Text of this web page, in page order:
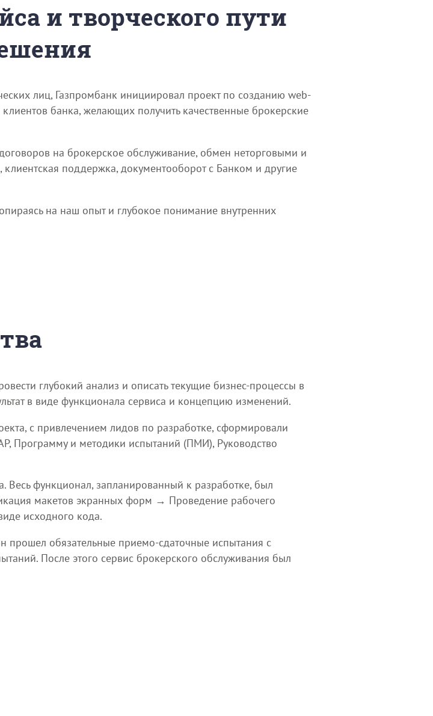
и творческого пути
лиц, Газпромбанк инициировал проект по созданию web-
банка, желающих получить качественные брокерские
на брокерское обслуживание, обмен неторговыми и
поддержка, документооборот с Банком и другие
на наш опыт и глубокое понимание внутренних
глубокий анализ и описать текущие бизнес-процессы в
в виде функционала сервиса и концепцию изменений.
с привлечением лидов по разработке, сформировали
Программу и методики испытаний (ПМИ), Руководство
Весь функционал, запланированный к разработке, был
макетов экранных форм → Проведение рабочего
исходного кода.
прошел обязательные приемо-сдаточные испытания с
После этого сервис брокерского обслуживания был